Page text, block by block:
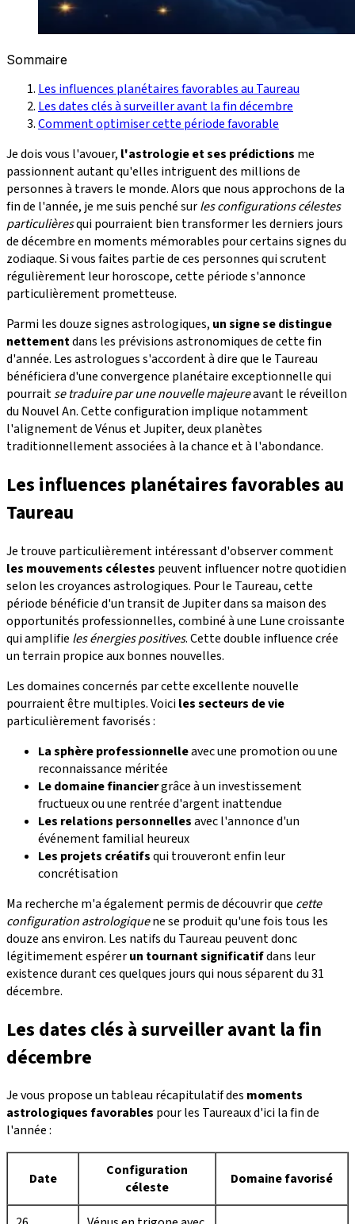
Sommaire
Les influences planétaires favorables au Taureau
Les dates clés à surveiller avant la fin décembre
Comment optimiser cette période favorable
Je dois vous l'avouer, l'astrologie et ses prédictions me
passionnent autant qu'elles intriguent des millions de
personnes à travers le monde. Alors que nous approchons de la
fin de l'année, je me suis penché surles configurations célestes
particulièresqui pourraient bien transformer les derniers jours
de décembre en moments mémorables pour certains signes du
zodiaque. Si vous faites partie de ces personnes qui scrutent
régulièrement leur horoscope, cette période s'annonce
particulièrement prometteuse.
Parmi les douze signes astrologiques, un signe se distingue
nettementdans les prévisions astronomiques de cette fin
d'année. Les astrologues s'accordent à dire que le Taureau
bénéficiera d'une convergence planétaire exceptionnelle qui
pourraitse traduire par une nouvelle majeureavant le réveillon
du Nouvel An. Cette configuration implique notamment
l'alignement de Vénus et Jupiter, deux planètes
traditionnellement associées à la chance et à l'abondance.
Les influences planétaires favorables au
Taureau
Je trouve particulièrement intéressant d'observer comment
les mouvements célestes peuvent influencer notre quotidien
selon les croyances astrologiques. Pour le Taureau, cette
période bénéficie d'un transit de Jupiter dans sa maison des
opportunités professionnelles, combiné à une Lune croissante
qui amplifie les énergies positives. Cette double influence crée
un terrain propice aux bonnes nouvelles.
Les domaines concernés par cette excellente nouvelle
pourraient être multiples. Voiciles secteurs de vie
particulièrement favorisés :
La sphère professionnelleavec une promotion ou une
reconnaissance méritée
Le domaine financiergrâce à un investissement
fructueux ou une rentrée d'argent inattendue
Les relations personnellesavec l'annonce d'un
événement familial heureux
Les projets créatifsqui trouveront enfin leur
concrétisation
Ma recherche m'a également permis de découvrir que cette
configuration astrologiquene se produit qu'une fois tous les
douze ans environ. Les natifs du Taureau peuvent donc
légitimement espérerun tournant significatifdans leur
existence durant ces quelques jours qui nous séparent du 31
décembre.
Les dates clés à surveiller avant la fin
décembre
Je vous propose un tableau récapitulatif des moments
astrologiques favorables pour les Taureaux d'ici la fin de
l'année :
Date
Configuration
céleste
Domaine favorisé